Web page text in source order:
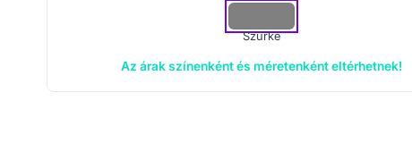
Szürke
Az árak színenként és méretenként eltérhetnek!